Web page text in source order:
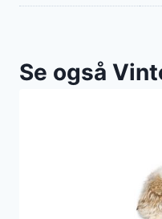
Se også